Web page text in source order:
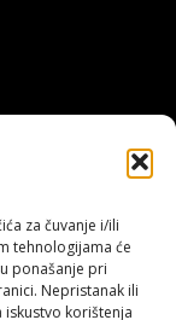
za čuvanje i/ili
tehnologijama će
ponašanje pri
Nepristanak ili
iskustvo korištenja